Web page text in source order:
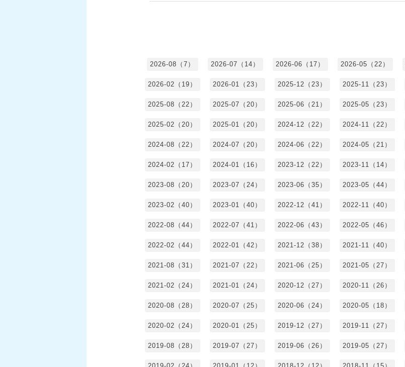
2026-08（7） 2026-07（14） 2026-06（17） 2026-05（22）
2026-02（19） 2026-01（23） 2025-12（23） 2025-11（23）
2025-08（22） 2025-07（20） 2025-06（21） 2025-05（23）
2025-02（20） 2025-01（20） 2024-12（22） 2024-11（22）
2024-08（22） 2024-07（20） 2024-06（22） 2024-05（21）
2024-02（17） 2024-01（16） 2023-12（22） 2023-11（14）
2023-08（20） 2023-07（24） 2023-06（35） 2023-05（44）
2023-02（40） 2023-01（40） 2022-12（41） 2022-11（40）
2022-08（44） 2022-07（41） 2022-06（43） 2022-05（46）
2022-02（44） 2022-01（42） 2021-12（38） 2021-11（40）
2021-08（31） 2021-07（22） 2021-06（25） 2021-05（27）
2021-02（24） 2021-01（24） 2020-12（27） 2020-11（26）
2020-08（28） 2020-07（25） 2020-06（24） 2020-05（18）
2020-02（24） 2020-01（25） 2019-12（27） 2019-11（27）
2019-08（28） 2019-07（27） 2019-06（26） 2019-05（27）